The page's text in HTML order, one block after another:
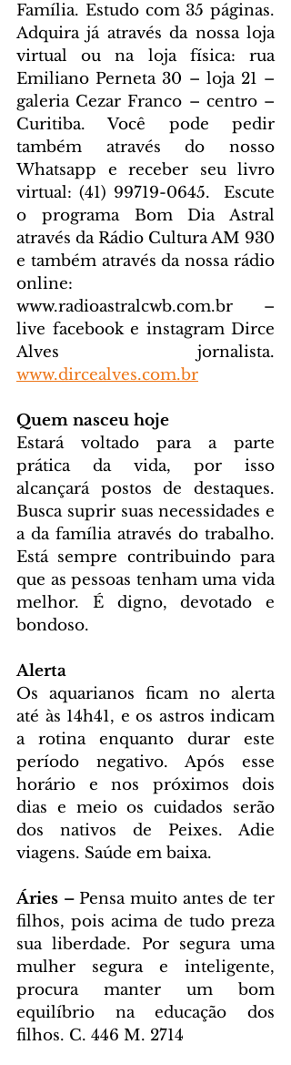
Família. Estudo com 35 páginas.
Adquira já através da nossa loja
virtual ou na loja física: rua
Emiliano Perneta 30 – loja 21 –
galeria Cezar Franco – centro –
Curitiba. Você pode pedir
também através do nosso
Whatsapp e receber seu livro
virtual: (41) 99719-0645.
Escute
o programa Bom Dia Astral
através da Rádio Cultura AM 930
e também através da nossa rádio
www.radioastralcwb.com.br –
live facebook e instagram Dirce
www.dircealves.com.br
Quem nasceu hoje
Estará voltado para a parte
prática da vida, por isso
alcançará postos de destaques.
Busca suprir suas necessidades e
a da família através do trabalho.
Está sempre contribuindo para
que as pessoas tenham uma vida
melhor. É digno, devotado e
bondoso.
Alerta
Os aquarianos ficam no alerta
até às 14h41, e os astros indicam
a rotina enquanto durar este
período negativo. Após esse
horário e nos próximos dois
dias e meio os cuidados serão
dos nativos de Peixes. Adie
viagens. Saúde em baixa.
Áries – Pensa muito antes de ter
filhos, pois acima de tudo preza
sua liberdade. Por segura uma
mulher segura e inteligente,
procura manter um bom
equilíbrio na educação dos
filhos. C. 446 M. 2714